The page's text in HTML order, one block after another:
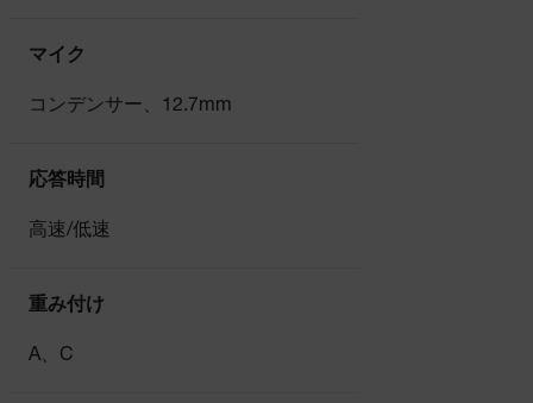
マイク
コンデンサー、12.7mm
応答時間
高速/低速
重み付け
A、C